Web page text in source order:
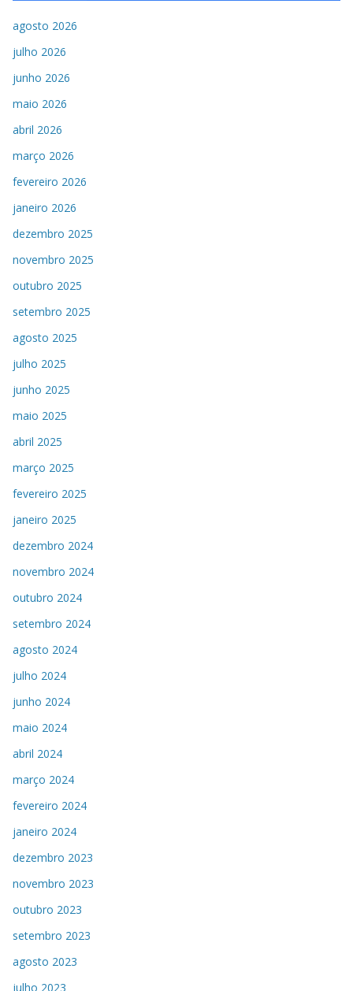
agosto 2026
julho 2026
junho 2026
maio 2026
abril 2026
março 2026
fevereiro 2026
janeiro 2026
dezembro 2025
novembro 2025
outubro 2025
setembro 2025
agosto 2025
julho 2025
junho 2025
maio 2025
abril 2025
março 2025
fevereiro 2025
janeiro 2025
dezembro 2024
novembro 2024
outubro 2024
setembro 2024
agosto 2024
julho 2024
junho 2024
maio 2024
abril 2024
março 2024
fevereiro 2024
janeiro 2024
dezembro 2023
novembro 2023
outubro 2023
setembro 2023
agosto 2023
julho 2023